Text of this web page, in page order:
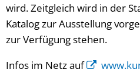
wird. Zeitgleich wird in der
Katalog zur Ausstellung
zur Verfügung stehen.
Infos im Netz auf